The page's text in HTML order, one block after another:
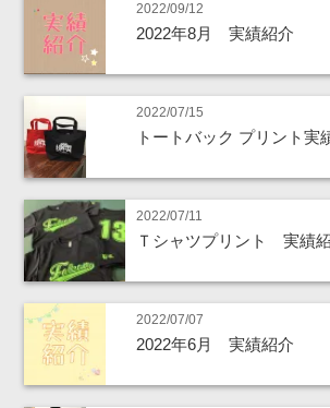
2022/09/12
2022年8月 実績紹介
2022/07/15
トートバック プリント実
2022/07/11
Ｔシャツプリント 実績
2022/07/07
2022年6月 実績紹介